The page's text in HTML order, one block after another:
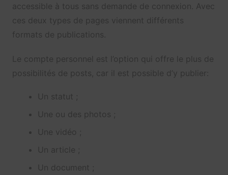
accessible à tous sans demande de connexion. Avec
ces deux types de pages viennent différents
formats de publications.
Le compte personnel est l’option qui offre le plus de
possibilités de posts, car il est possible d’y publier:
Un statut ;
Une ou des photos ;
Une vidéo ;
Un article ;
Un document ;